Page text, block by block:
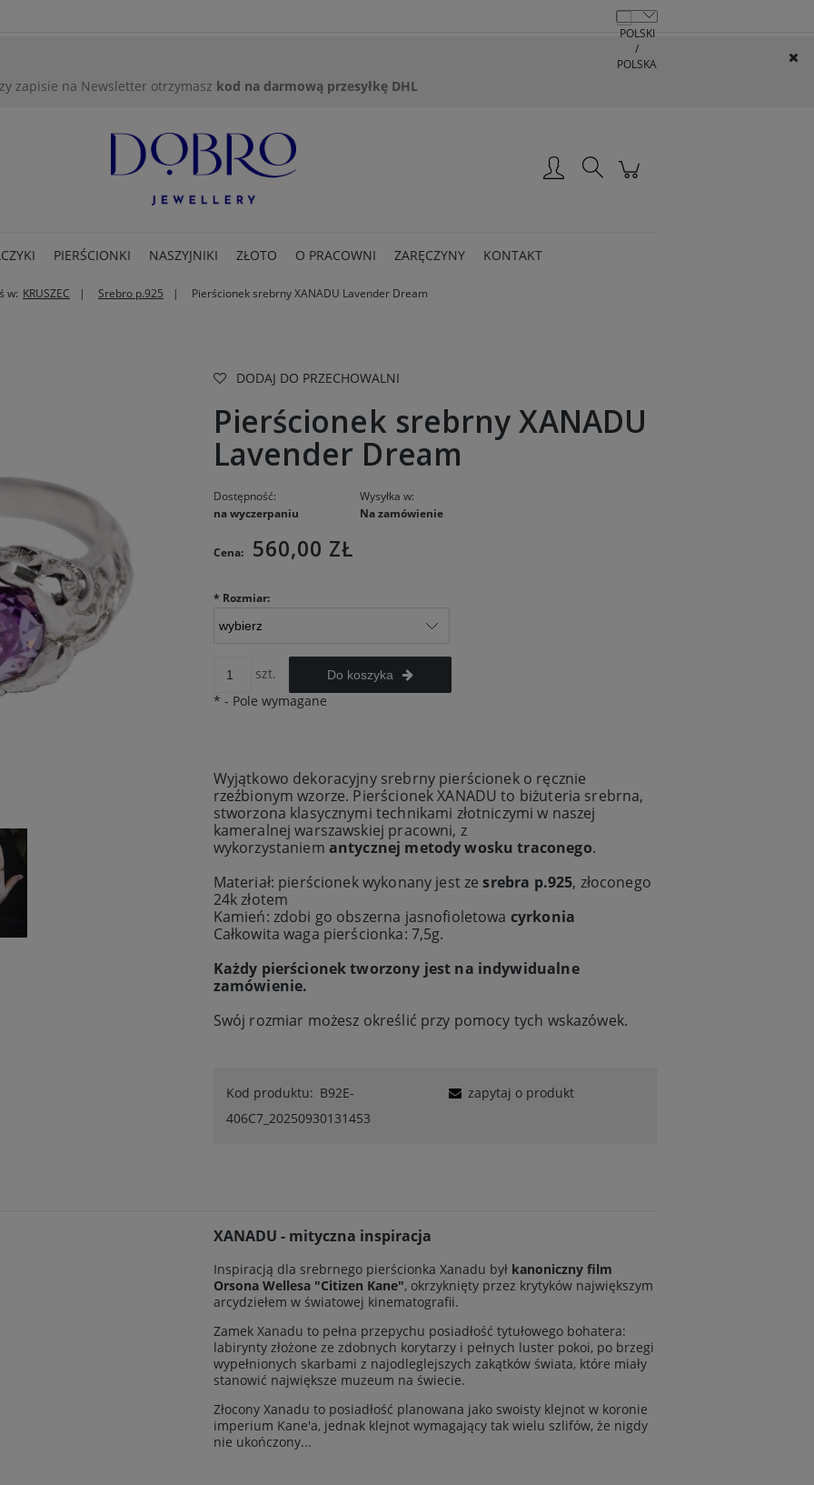
zapisie na Newsletter otrzymasz kod na darmową przesyłkę DHL
PIERŚCIONKI NASZYJNIKI ZŁOTO O PRACOWNI ZARĘCZYNY KONTAKT
w: KRUSZEC Srebro p.925 Pierścionek srebrny XANADU Lavender Dream
DODAJ DO PRZECHOWALNI
Pierścionek srebrny XANADU
Lavender Dream
Dostępność:
na wyczerpaniu
Wysyłka w:
Na zamówienie
Cena: 560,00 ZŁ
* Rozmiar:
szt. Do koszyka
* - Pole wymagane
Wyjątkowo dekoracyjny srebrny pierścionek o ręcznie
rzeźbionym wzorze. Pierścionek XANADU to biżuteria srebrna,
stworzona klasycznymi technikami złotniczymi w naszej
kameralnej warszawskiej pracowni, z
wykorzystaniem antycznej metody wosku traconego.
Materiał: pierścionek wykonany jest zesrebra p.925, złoconego
24k złotem
Kamień: zdobi go obszerna jasnofioletowa cyrkonia
Całkowita waga pierścionka: 7,5g.
Każdy pierścionek tworzony jest na indywidualne
zamówienie.
Swój rozmiar możesz określić przy pomocy tych wskazówek.
Kod produktu: B92E-
406C7_20250930131453
zapytaj o produkt
XANADU - mityczna inspiracja
Inspiracją dla srebrnego pierścionka Xanadu był kanoniczny film
Orsona Wellesa "Citizen Kane", okrzyknięty przez krytyków największym
arcydziełem w światowej kinematografii.
Zamek Xanadu to pełna przepychu posiadłość tytułowego bohatera:
labirynty złożone ze zdobnych korytarzy i pełnych luster pokoi, po brzegi
wypełnionych skarbami z najodleglejszych zakątków świata, które miały
stanowić największe muzeum na świecie.
Złocony Xanadu to posiadłość planowana jako swoisty klejnot w koronie
imperium Kane'a, jednak klejnot wymagający tak wielu szlifów, że nigdy
nie ukończony...